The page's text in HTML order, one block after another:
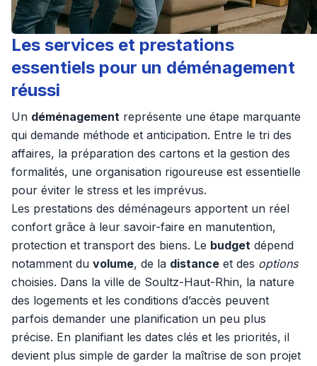
Les services et prestations
essentiels pour un déménagement
réussi
Un déménagement représente une étape marquante
qui demande méthode et anticipation. Entre le tri des
affaires, la préparation des cartons et la gestion des
formalités, une organisation rigoureuse est essentielle
pour éviter le stress et les imprévus.
Les prestations des déménageurs apportent un réel
confort grâce à leur savoir-faire en manutention,
protection et transport des biens. Le budget dépend
notamment du volume, de la distance et des options
choisies. Dans la ville de Soultz-Haut-Rhin, la nature
des logements et les conditions d’accès peuvent
parfois demander une planification un peu plus
précise. En planifiant les dates clés et les priorités, il
devient plus simple de garder la maîtrise de son projet